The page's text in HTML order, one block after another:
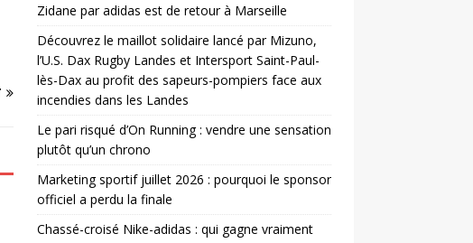
Zidane par adidas est de retour à Marseille
Découvrez le maillot solidaire lancé par Mizuno,
l’U.S. Dax Rugby Landes et Intersport Saint-Paul-
lès-Dax au profit des sapeurs-pompiers face aux
incendies dans les Landes
Le pari risqué d’On Running : vendre une sensation
plutôt qu’un chrono
Marketing sportif juillet 2026 : pourquoi le sponsor
officiel a perdu la finale
Chassé-croisé Nike-adidas : qui gagne vraiment